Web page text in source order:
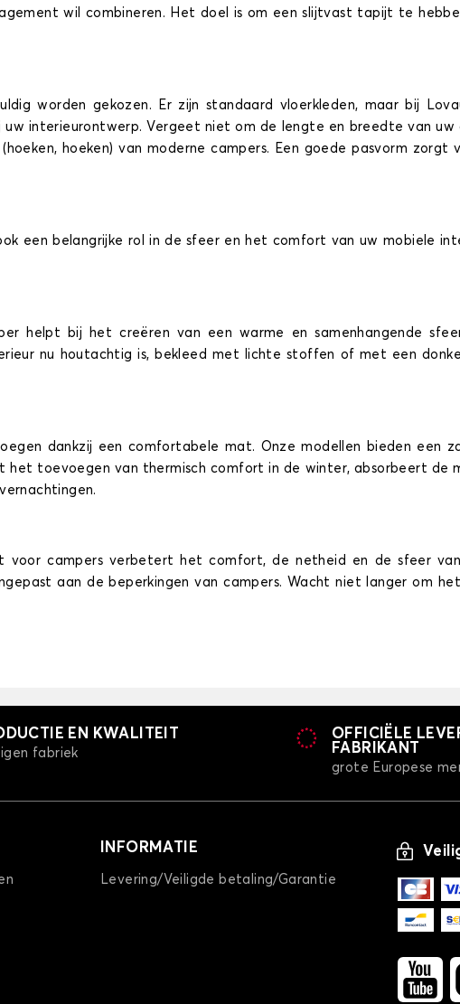
wil combineren. Het doel is om een slijtvast tapijt te
worden gekozen. Er zijn standaard vloerkleden, maar bij
interieurontwerp. Vergeet niet om de lengte en breedte van uw
hoeken) van moderne campers. Een goede pasvorm zorgt
een belangrijke rol in de sfeer en het comfort van uw mobiele
helpt bij het creëren van een warme en samenhangende
nu houtachtig is, bekleed met lichte stoffen of met een
dankzij een comfortabele mat. Onze modellen bieden een
het toevoegen van thermisch comfort in de winter, absorbeert de
voor campers verbetert het comfort, de netheid en de sfeer
aan de beperkingen van campers. Wacht niet langer om
EN KWALITEIT
fabriek
OFFICIËLE
FABRIKANT
grote Europese
INFORMATIE
Levering/Veiligde betaling/Garantie